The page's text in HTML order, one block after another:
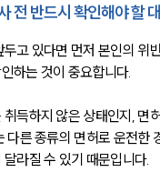
업무사례
주요 업무사례
사례분석/최신동향
법률정보
법률지식인
고객후기
전 반드시 확인해야 할
두고 있다면 먼저 본인의 위
하는 것이 중요합니다.
취득하지 않은 상태인지, 면
다른 종류의 면허로 운전한
라질 수 있기 때문입니다.